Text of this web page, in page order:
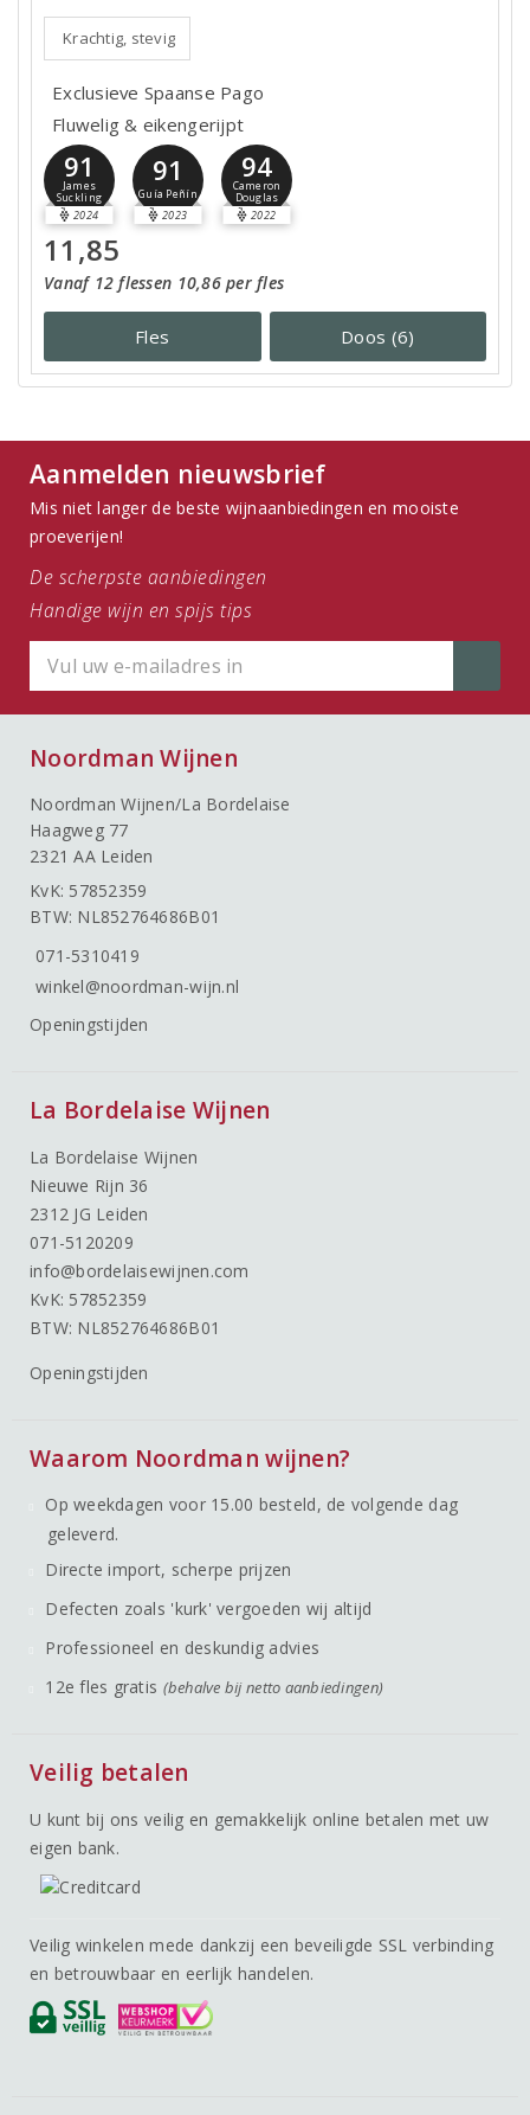
Krachtig, stevig
Exclusieve Spaanse Pago
Fluwelig & eikengerijpt
91
James
Suckling
2024
91
Guía Peñín
2023
94
Cameron
Douglas
2022
11,85
Vanaf 12 flessen 10,86 per fles
Fles Doos (6)
Aanmelden nieuwsbrief
Mis niet langer de beste wijnaanbiedingen en mooiste
proeverijen!
De scherpste aanbiedingen
Handige wijn en spijs tips
Noordman Wijnen
Noordman Wijnen/La Bordelaise
Haagweg 77
2321 AA Leiden
KvK: 57852359
BTW: NL852764686B01
071-5310419
winkel@noordman-wijn.nl
Openingstijden
La Bordelaise Wijnen
La Bordelaise Wijnen
Nieuwe Rijn 36
2312 JG Leiden
071-5120209
info@bordelaisewijnen.com
KvK: 57852359
BTW: NL852764686B01
Openingstijden
Waarom Noordman wijnen?
Op weekdagen voor 15.00 besteld, de volgende dag
geleverd.
Directe import, scherpe prijzen
Defecten zoals 'kurk' vergoeden wij altijd
Professioneel en deskundig advies
12e fles gratis (behalve bij netto aanbiedingen)
Veilig betalen
U kunt bij ons veilig en gemakkelijk online betalen met uw
eigen bank.
Veilig winkelen mede dankzij een beveiligde SSL verbinding
en betrouwbaar en eerlijk handelen.